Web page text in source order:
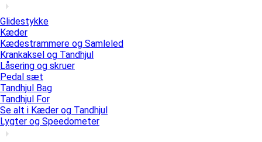
Glidestykke
Kæder
Kædestrammere og Samleled
Krankaksel og Tandhjul
Låsering og skruer
Pedal sæt
Tandhjul Bag
Tandhjul For
Se alt i Kæder og Tandhjul
Lygter og Speedometer